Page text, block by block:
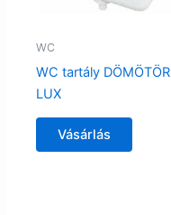
WC
WC tartály DÖMÖTÖR
LUX
Vásárlás